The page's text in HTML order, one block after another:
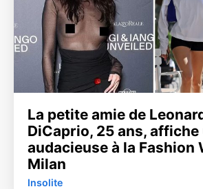
La petite amie de
DiCaprio, 25 ans, affiche
audacieuse à la Fashion
Milan
Insolite